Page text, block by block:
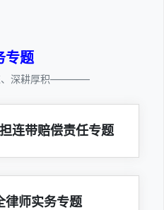
专题
深耕厚积————
连带赔偿责任专题
律师实务专题